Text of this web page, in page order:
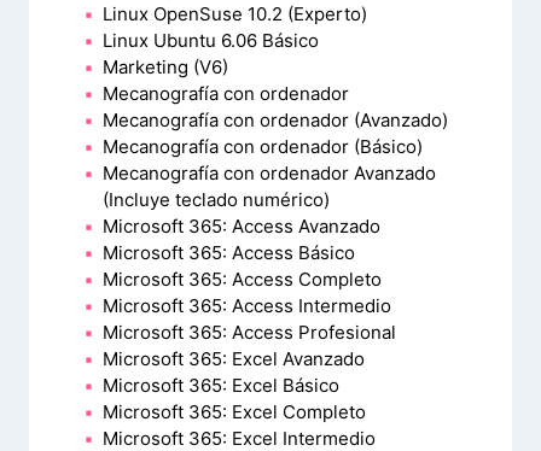
Linux OpenSuse 10.2 (Experto)
Linux Ubuntu 6.06 Básico
Marketing (V6)
Mecanografía con ordenador
Mecanografía con ordenador (Avanzado)
Mecanografía con ordenador (Básico)
Mecanografía con ordenador Avanzado
(Incluye teclado numérico)
Microsoft 365: Access Avanzado
Microsoft 365: Access Básico
Microsoft 365: Access Completo
Microsoft 365: Access Intermedio
Microsoft 365: Access Profesional
Microsoft 365: Excel Avanzado
Microsoft 365: Excel Básico
Microsoft 365: Excel Completo
Microsoft 365: Excel Intermedio